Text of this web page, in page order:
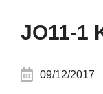
JO11-1
09/12/2017